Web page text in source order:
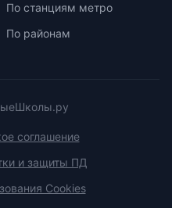
По станциям метро
По районам
соглашение
и защиты ПД
Cookies